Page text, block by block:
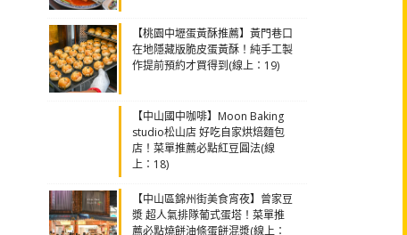
【桃園中壢蛋黃酥推薦】黃門巷口
在地隱藏版脆皮蛋黃酥！純手工製
作提前預約才買得到(線上：19)
【中山國中咖啡】Moon Baking
studio松山店 好吃自家烘焙麵包
店！菜單推薦必點紅豆圓法(線
上：18)
【中山區錦州街美食宵夜】曾家豆
漿 超人氣排隊葡式蛋塔！菜單推
薦必點燒餅油條蛋餅混漿(線上：